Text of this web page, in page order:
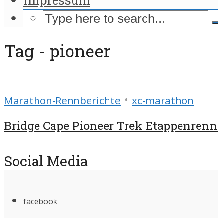
Tag - pioneer
Marathon-Rennberichte • xc-marathon
Bridge Cape Pioneer Trek
Social Media
facebook